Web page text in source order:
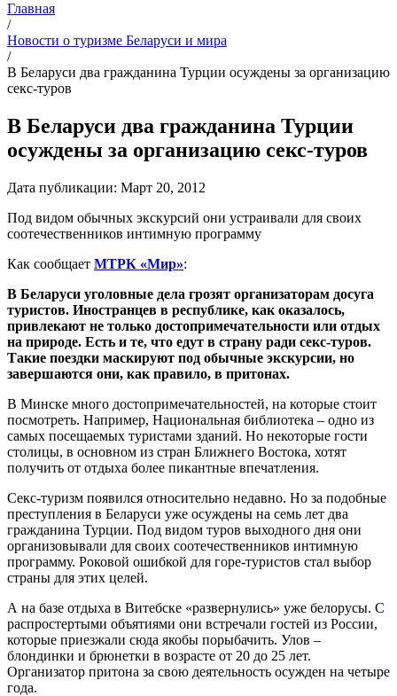
Главная
/
Новости о туризме Беларуси и мира
/
В Беларуси два гражданина Турции осуждены за организацию
секс-туров
В Беларуси два гражданина Турции
осуждены за организацию секс-туров
Дата публикации: Март 20, 2012
Под видом обычных экскурсий они устраивали для своих
соотечественников интимную программу
Как сообщает МТРК «Мир»:
В Беларуси уголовные дела грозят организаторам досуга
туристов. Иностранцев в республике, как оказалось,
привлекают не только достопримечательности или отдых
на природе. Есть и те, что едут в страну ради секс-туров.
Такие поездки маскируют под обычные экскурсии, но
завершаются они, как правило, в притонах.
В Минске много достопримечательностей, на которые стоит
посмотреть. Например, Национальная библиотека – одно из
самых посещаемых туристами зданий. Но некоторые гости
столицы, в основном из стран Ближнего Востока, хотят
получить от отдыха более пикантные впечатления.
Секс-туризм появился относительно недавно. Но за подобные
преступления в Беларуси уже осуждены на семь лет два
гражданина Турции. Под видом туров выходного дня они
организовывали для своих соотечественников интимную
программу. Роковой ошибкой для горе-туристов стал выбор
страны для этих целей.
А на базе отдыха в Витебске «развернулись» уже белорусы. С
распростертыми объятиями они встречали гостей из России,
которые приезжали сюда якобы порыбачить. Улов –
блондинки и брюнетки в возрасте от 20 до 25 лет.
Организатор притона за свою деятельность осужден на четыре
года.